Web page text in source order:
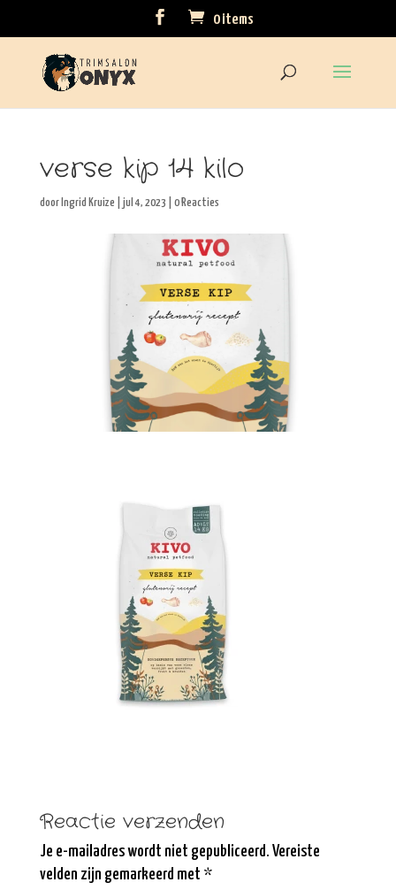
0 items
verse kip 14 kilo
door Ingrid Kruize jul 4, 2023 0 Reacties
Reactie verzenden
Je e-mailadres wordt niet gepubliceerd. Vereiste
velden zijn gemarkeerd met *